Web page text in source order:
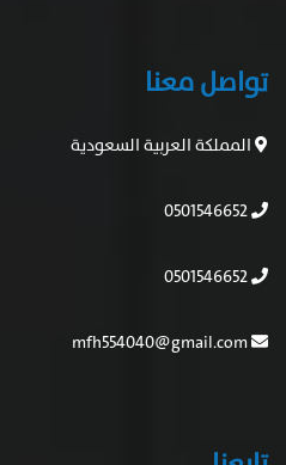
تواصل معنا
المملكة العربية السعودية